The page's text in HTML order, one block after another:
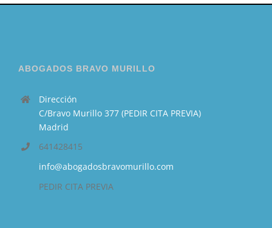
ABOGADOS BRAVO MURILLO
Dirección
C/Bravo Murillo 377 (PEDIR CITA PREVIA)
Madrid
641428415
info@abogadosbravomurillo.com
PEDIR CITA PREVIA